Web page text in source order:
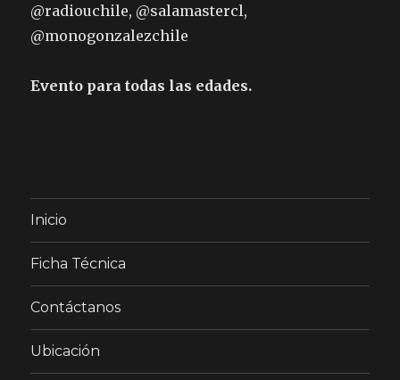
@radiouchile, @salamastercl,
@monogonzalezchile
Evento para todas las edades.
Inicio
Ficha Técnica
Contáctanos
Ubicación